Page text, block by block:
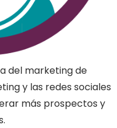
del marketing de
y las redes sociales
más prospectos y